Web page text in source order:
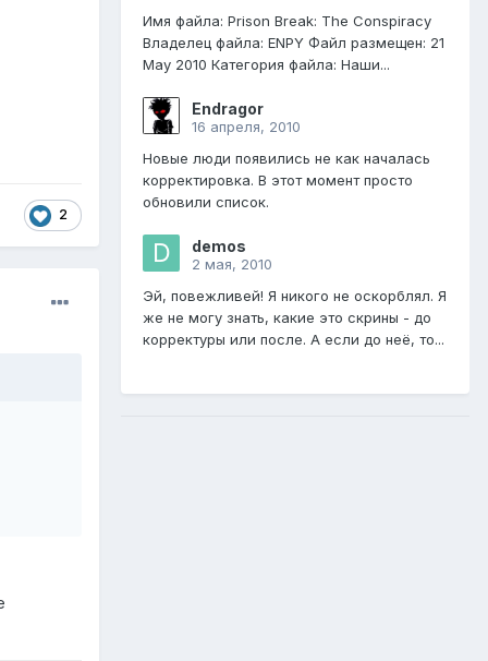
2
Имя файла: Prison Break: The Conspiracy
Владелец файла: ENPY Файл размещен: 21
May 2010 Категория файла: Наши...
Endragor
16 апреля, 2010
Новые люди появились не как началась
корректировка. В этот момент просто
обновили список.
demos
2 мая, 2010
Эй, повежливей! Я никого не оскорблял. Я
же не могу знать, какие это скрины - до
корректуры или после. А если до неё, то...